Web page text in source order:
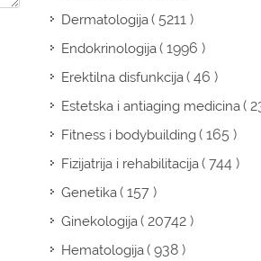
Dermatologija( 5211 )
Endokrinologija( 1996 )
Erektilna disfunkcija( 46 )
Estetska i antiaging medicina(
Fitness i bodybuilding( 165 )
Fizijatrija i rehabilitacija( 744 )
Genetika( 157 )
Ginekologija( 20742 )
Hematologija( 938 )